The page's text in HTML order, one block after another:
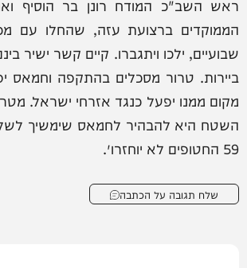
ראש השב"כ המודח רונן בר הוסיף
הממוקדים ברצועת עזה, שהחלו עם
שבועיים, ילכו ויתגברו. קיים קשר ישיר
ביירות. טרור מסכלים בהתקפה וחמאס
מקום ממנו יפעל כנגד אזרחי ישראל.
השטח היא להבהיר לחמאס שימשיך
59 החטופים לא יוחזרו״.
שלח תגובה על הכתבה